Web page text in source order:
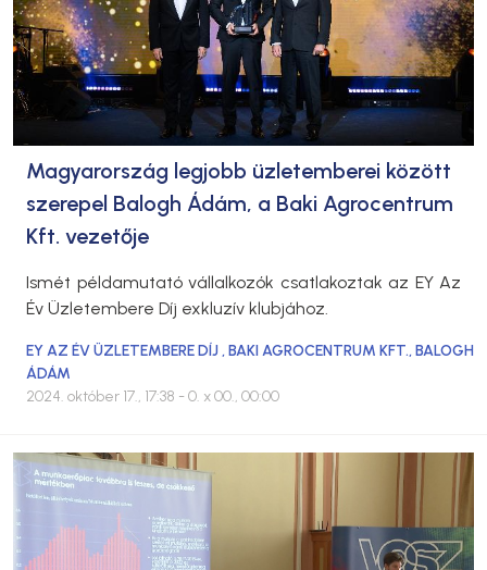
Magyarország legjobb üzletemberei között
szerepel Balogh Ádám, a Baki Agrocentrum
Kft. vezetője
Ismét példamutató vállalkozók csatlakoztak az EY Az
Év Üzletembere Díj exkluzív klubjához.
EY AZ ÉV ÜZLETEMBERE DÍJ,BAKI AGROCENTRUM KFT.,BALOGH
ÁDÁM
2024. október 17., 17:38 - 0. x 00., 00:00